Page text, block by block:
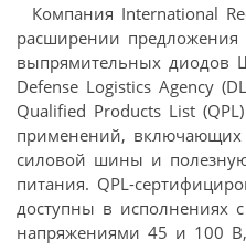
Компания International
расширении
выпрямительных диодов
Defense Logistics Agency
Qualified Products List
применений, включающих
силовой шины и полезную
питания. QPL-
доступны в исполнениях
напряжениями 45 и 100